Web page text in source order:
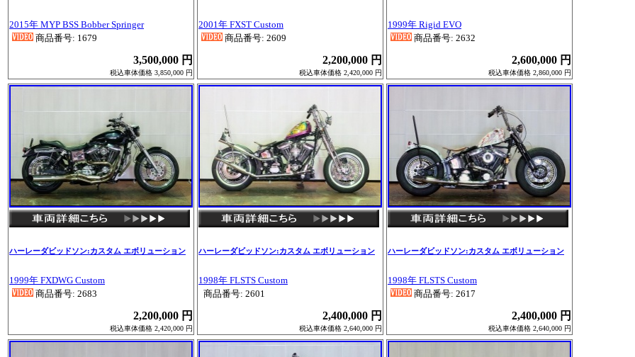
2015年 MYP BSS Bobber Springer
商品番号: 1679
3,500,000 円
税込車体価格 3,850,000 円
2001年 FXST Custom
商品番号: 2609
2,200,000 円
税込車体価格 2,420,000 円
1999年 Rigid EVO
商品番号: 2632
2,600,000 円
税込車体価格 2,860,000 円
ハーレーダビッドソン:カスタム エボリューション
1999年 FXDWG Custom
商品番号: 2683
2,200,000 円
税込車体価格 2,420,000 円
ハーレーダビッドソン:カスタム エボリューション
1998年 FLSTS Custom
商品番号: 2601
2,400,000 円
税込車体価格 2,640,000 円
ハーレーダビッドソン:カスタム エボリューション
1998年 FLSTS Custom
商品番号: 2617
2,400,000 円
税込車体価格 2,640,000 円